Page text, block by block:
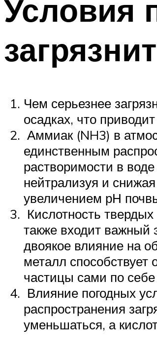
МЕНЮ
Условия
Чем серьезнее
осадках, что
Аммиак (NH3) в
единственным
растворимости в
нейтрализуя и
увеличением рН
Кислотность
также входит
двоякое влияние на
металл способствует
частицы сами по себе
Влияние погодных
распространения
уменьшаться, а